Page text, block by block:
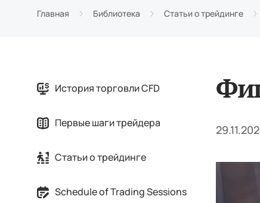
Главная Библиотека Статьи о трейдинге
История торговли CFD
Первые шаги трейдера
Статьи о трейдинге
Schedule of Trading Sessions